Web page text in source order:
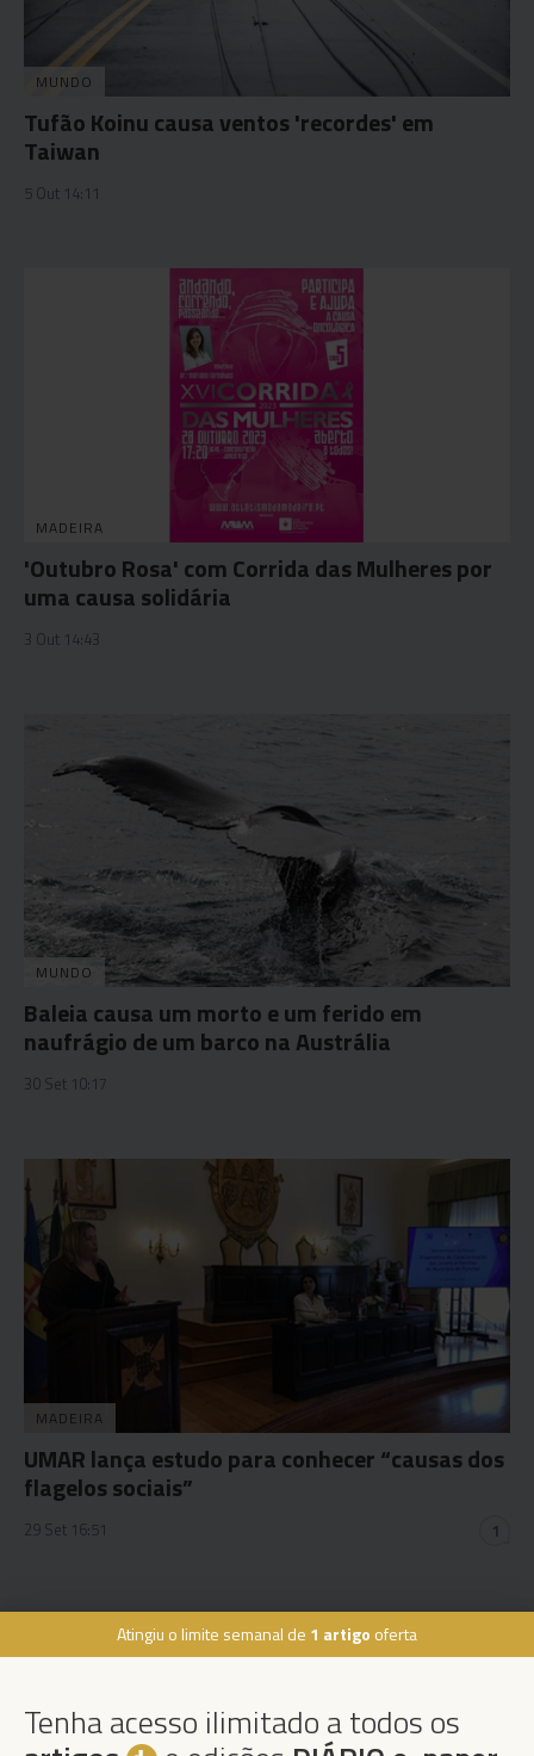
Atingiu o limite semanal de 1 artigo oferta
Tenha acesso ilimitado a todos os
MUNDO
Tufão Koinu causa ventos 'recordes' em
Taiwan
5 Out 14:11
MADEIRA
'Outubro Rosa' com Corrida das Mulheres por
uma causa solidária
3 Out 14:43
MUNDO
Baleia causa um morto e um ferido em
naufrágio de um barco na Austrália
30 Set 10:17
MADEIRA
UMAR lança estudo para conhecer “causas dos
flagelos sociais”
29 Set 16:51 1
Rua Dr. Fernão de Ornelas, 56 - 3º
291 202 300
×